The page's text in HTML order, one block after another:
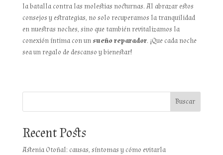
la batalla contra las molestias nocturnas. Al abrazar estos
consejos y estrategias, no solo recuperamos la tranquilidad
en nuestras noches, sino que también revitalizamos la
conexión íntima con unsueño reparador. ¡Que cada noche
sea un regalo de descanso y bienestar!
Buscar
Recent Posts
Astenia Otoñal: causas, síntomas y cómo evitarla